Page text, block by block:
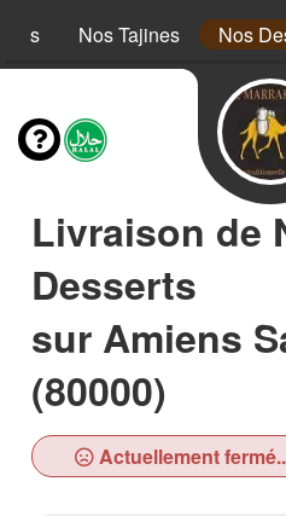
Nos Tajines Nos
Livraison de
Desserts
sur Amiens
(80000)
Actuellement